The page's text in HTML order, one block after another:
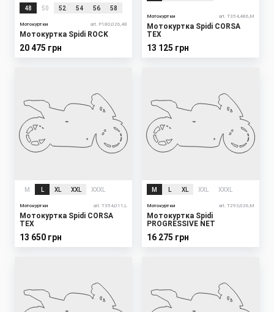
48 50 52 54 56 58
Мотокуртки art. P180,026,48
Мотокуртка Spidi ROCK
20 475 грн
Мотокуртки art. T354,486,M
Мотокуртка Spidi CORSA
TEX
13 125 грн
M XL XXL XXXL
Мотокуртки art. T354,011,L
Мотокуртка Spidi CORSA
TEX
13 650 грн
M XL XXL XXXL
Мотокуртки art. T293,026,M
Мотокуртка Spidi
PROGRESSIVE NET
16 275 грн